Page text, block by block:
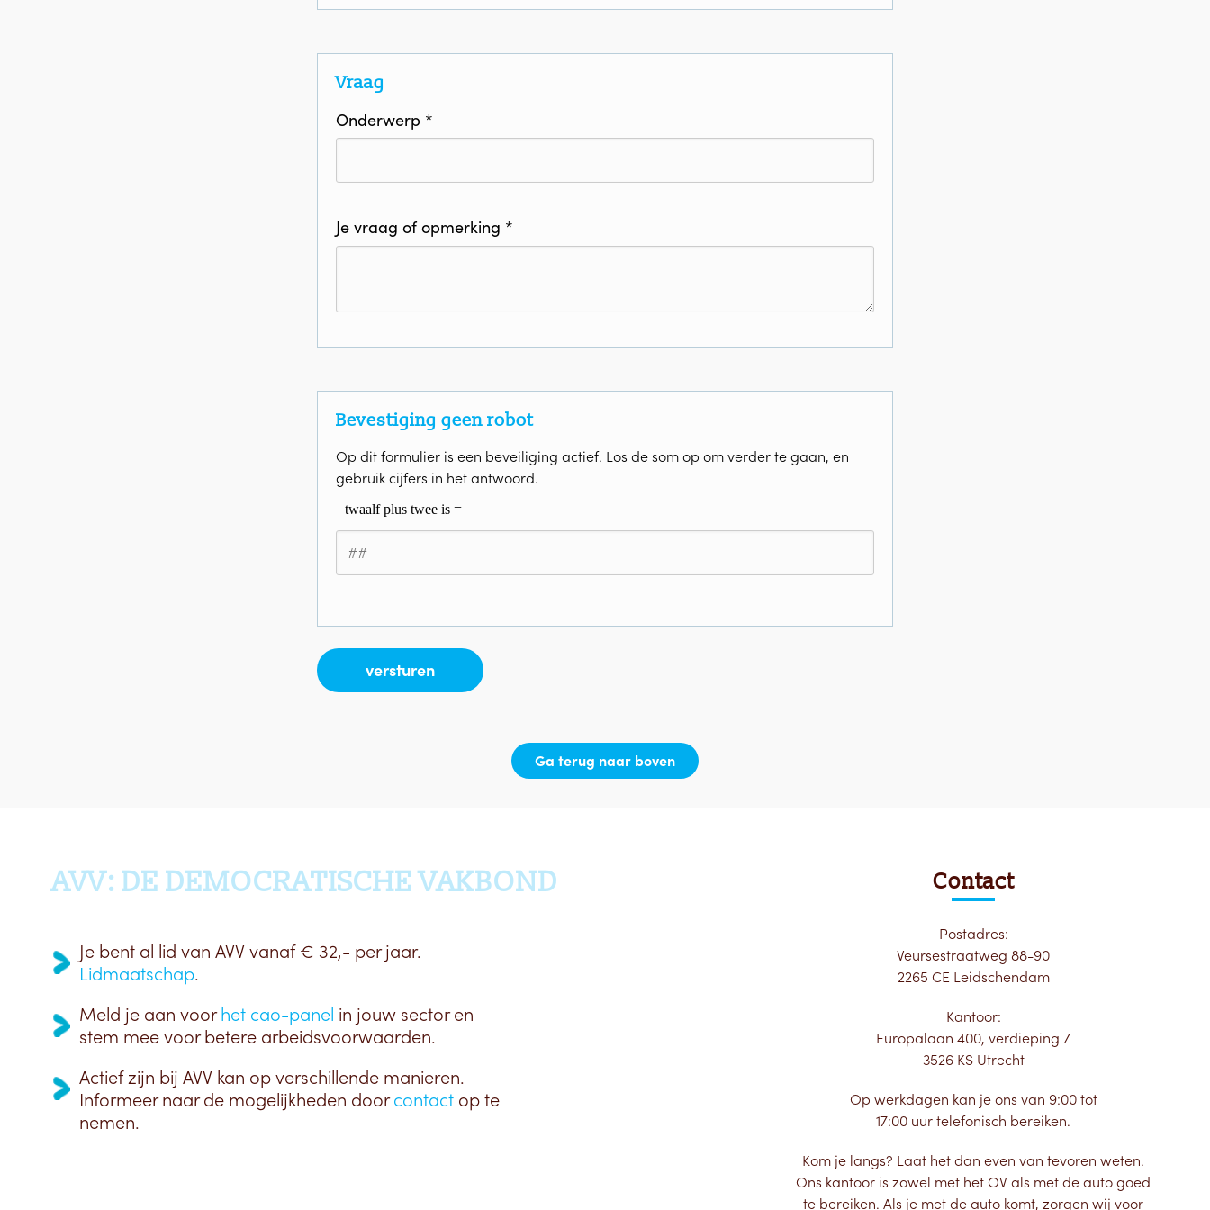
Vraag
Onderwerp *
Je vraag of opmerking *
Bevestiging geen robot
Op dit formulier is een beveiliging actief. Los de som op om verder te gaan, en
gebruik cijfers in het antwoord.
Ga terug naar boven
AVV: DE DEMOCRATISCHE VAKBOND
Je bent al lid van AVV vanaf € 32,- per jaar.
Lidmaatschap.
Meld je aan voorhet cao-panel in jouw sector en
stem mee voor betere arbeidsvoorwaarden.
Actief zijn bij AVV kan op verschillende manieren.
Informeer naar de mogelijkheden doorcontact op te
nemen.
Contact
Postadres:
Veursestraatweg 88-90
2265 CE Leidschendam
Kantoor:
Europalaan 400, verdieping 7
3526 KS Utrecht
Op werkdagen kan je ons van 9:00 tot
17:00 uur telefonisch bereiken.
Kom je langs? Laat het dan even van tevoren weten.
Ons kantoor is zowel met het OV als met de auto goed
te bereiken. Als je met de auto komt, zorgen wij voor